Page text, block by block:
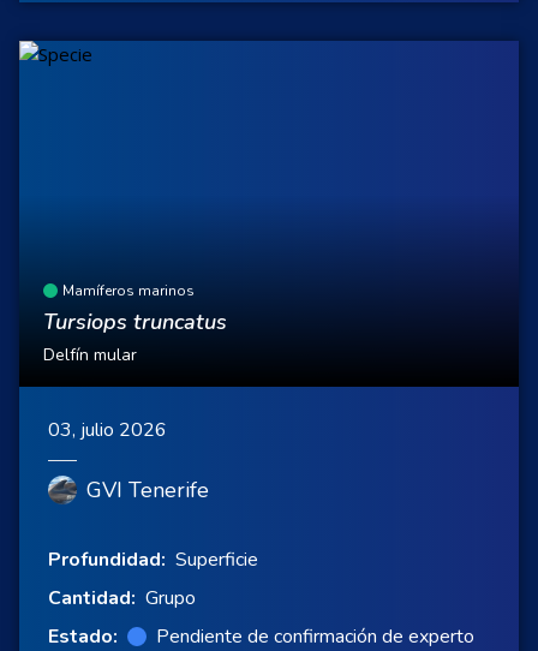
Mamíferos marinos
Tursiops truncatus
Delfín mular
03, julio 2026
GVI Tenerife
Profundidad: Superficie
Cantidad: Grupo
Estado:
Pendiente de confirmación de experto